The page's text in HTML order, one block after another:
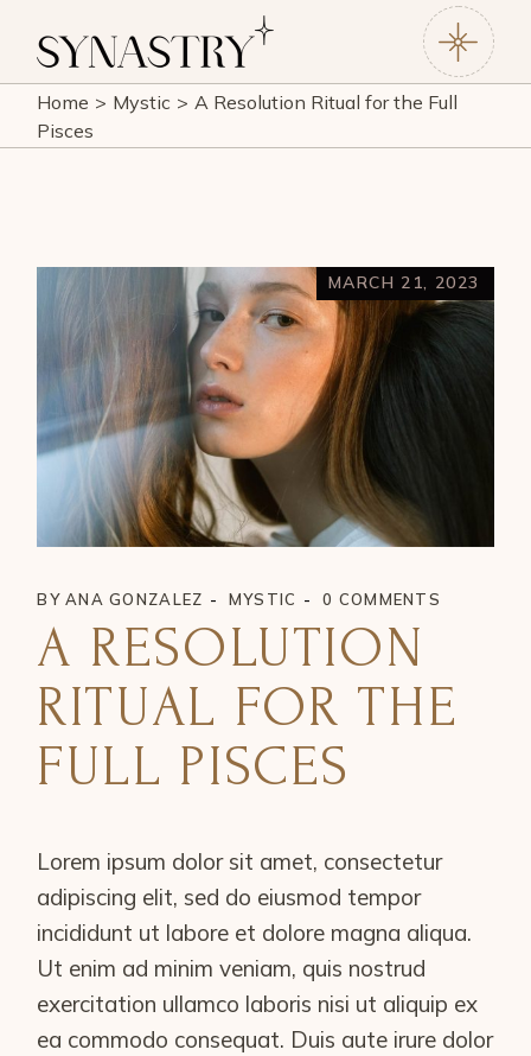
Home Mystic
A Resolution Ritual for the Full
Pisces
MARCH 21, 2023
BY ANA GONZALEZ MYSTIC 0 COMMENTS
A RESOLUTION
RITUAL FOR THE
FULL PISCES
Lorem ipsum dolor sit amet, consectetur
adipiscing elit, sed do eiusmod tempor
incididunt ut labore et dolore magna aliqua.
Ut enim ad minim veniam, quis nostrud
exercitation ullamco laboris nisi ut aliquip ex
ea commodo consequat. Duis aute irure dolor